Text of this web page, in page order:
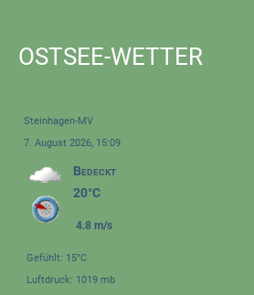
OSTSEE-WETTER
Steinhagen-MV
7. August 2026, 15:09
Bedeckt
20°C
4.8 m/s
Gefühlt: 15°C
Luftdruck: 1019 mb